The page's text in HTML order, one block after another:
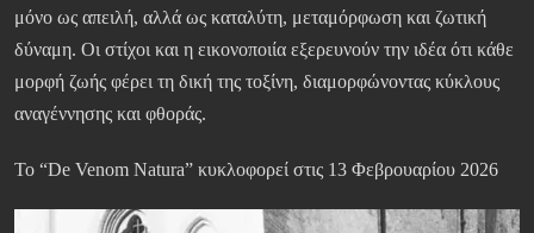
μόνο ως απειλή, αλλά ως καταλύτη, μεταμόρφωση και ζωτική
δύναμη. Οι στίχοι και η εικονοποιία εξερευνούν την ιδέα ότι κάθε
μορφή ζωής φέρει τη δική της τοξίνη, διαμορφώνοντας κύκλους
αναγέννησης και φθοράς.
Το “De Venom Natura” κυκλοφορεί στις 13 Φεβρουαρίου 2026